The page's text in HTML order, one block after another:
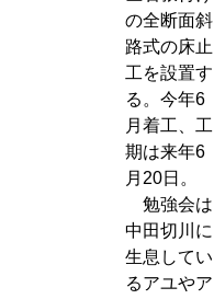
の全断面斜
路式の床止
工を設置す
る。今年6
月着工、工
期は来年6
月20日。
勉強会は
中田切川に
生息してい
るアユやア